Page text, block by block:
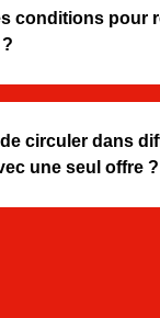
de gamme et
sa saison.
conditions pour
ouverte aux
peut être donnée
Une
sont requis
circuler dans
une seul offre ?
offre une